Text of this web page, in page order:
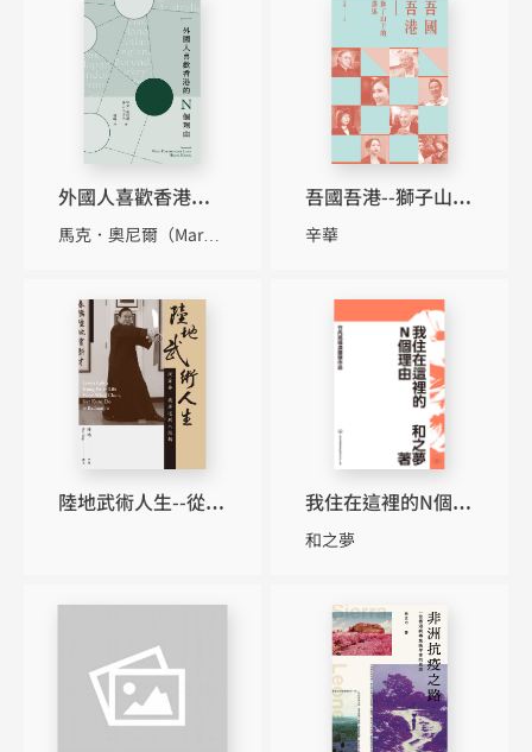
外國人喜歡香港的N
個理由
馬克．奧尼爾（Mark O’Neill） 程翰
吾國吾港--獅子山下
的講述
辛華
陸地武術人生--從詠
我住在這裡的N個理
由
和之夢